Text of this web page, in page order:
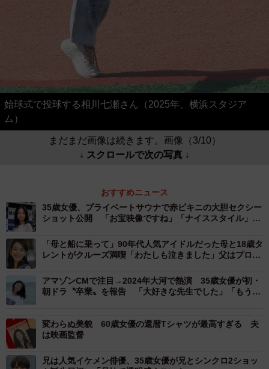
始球式で投球する相川七瀬さん（2025年、横浜スタジア
ム）
まだまだ画像は続きます。画像（3/10）
↓ スクロールで次の写真 ↓
おすすめニュース
35歳女優、プライベートサウナで赤ビキニの大胆セクシー
ショット公開 「お宝映像ですね」「ナイススタイル」
「母と船に乗って」90年代人気アイドルだった母と18歳タ
レントがクルーズ満喫「わたしも泣きました」父はプロゴ
アマゾンCMで注目→2024年大河で熱演 35歳女優が初・
朝ドラ〝卒業〟を報告 「大好きな先生でした」「もう観
変わらぬ美貌 60歳女優の還暦Tシャツが最高すぎる 夫
は映画監督
兄は人気イケメン俳優、35歳女優が兄とシンクロ2ショッ